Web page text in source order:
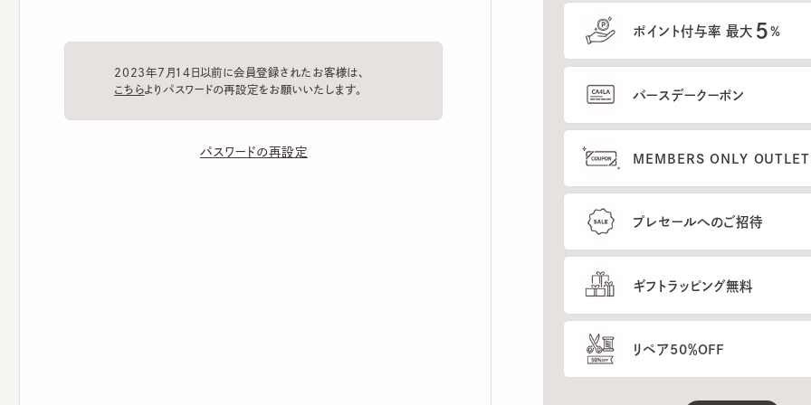
2023年7月14日以前に会員登録されたお客様は、
パスワードの再設定
ポイント付与率 最大 %
バースデークーポン
MEMBERS ONLY OUTLETのご
プレセールへのご招待
ギフトラッピング無料
リペア50％OFF